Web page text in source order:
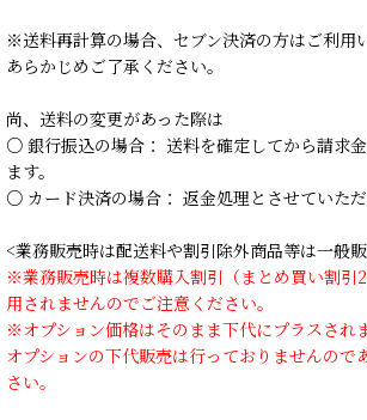
※送料再計算の場合、セブン決済の方はご利用
あらかじめご了承ください。
尚、送料の変更があった際は
○ 銀行振込の場合： 送料を確定してから請求
ます。
○ カード決済の場合： 返金処理とさせていただ
<業務販売時は配送料や割引除外商品等は一般
※業務販売時は複数購入割引（まとめ買い割引
用されませんのでご注意ください。
※オプション価格はそのまま下代にプラスされま
オプションの下代販売は行っておりませんので
さい。